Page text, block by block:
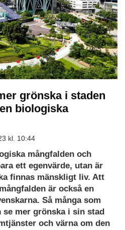
grönska i staden
biologiska
kl. 10:44
mångfalden och
ett egenvärde, utan är
finnas mänskligt liv. Att
är också en
Så många som
mer grönska i sin stad
och värna om den